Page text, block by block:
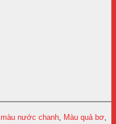
màu nước chanh Màu quả bơ